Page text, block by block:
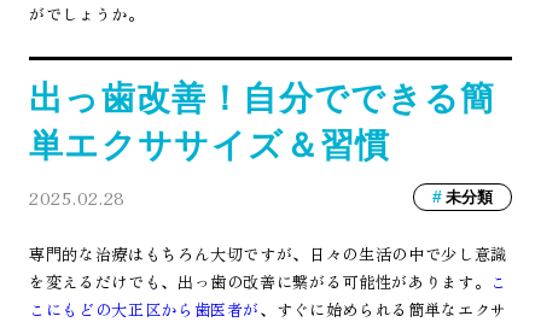
がでしょうか。
出っ歯改善！自分でできる簡
単エクササイズ＆習慣
2025.02.28 未分類
専門的な治療はもちろん大切ですが、日々の生活の中で少し意識
を変えるだけでも、出っ歯の改善に繋がる可能性があります。 こ
こにもどの大正区から歯医者が、すぐに始められる簡単なエクサ